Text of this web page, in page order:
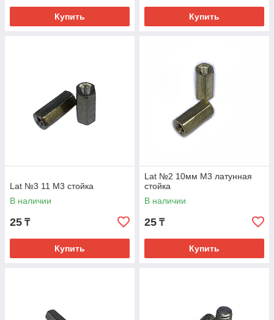
Купить Купить
Lat №3 11 М3 стойка
В наличии
25 ₸
Купить
Lat №2 10мм М3 латунная
стойка
В наличии
25 ₸
Купить